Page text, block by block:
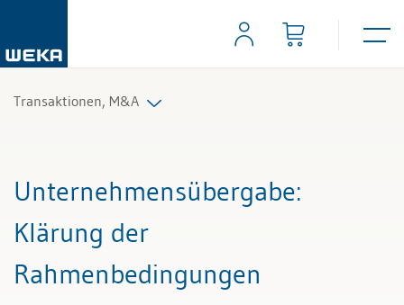
Transaktionen, M&A
Alle Fachexperten
Unternehmensübergabe:
Klärung der
Rahmenbedingungen